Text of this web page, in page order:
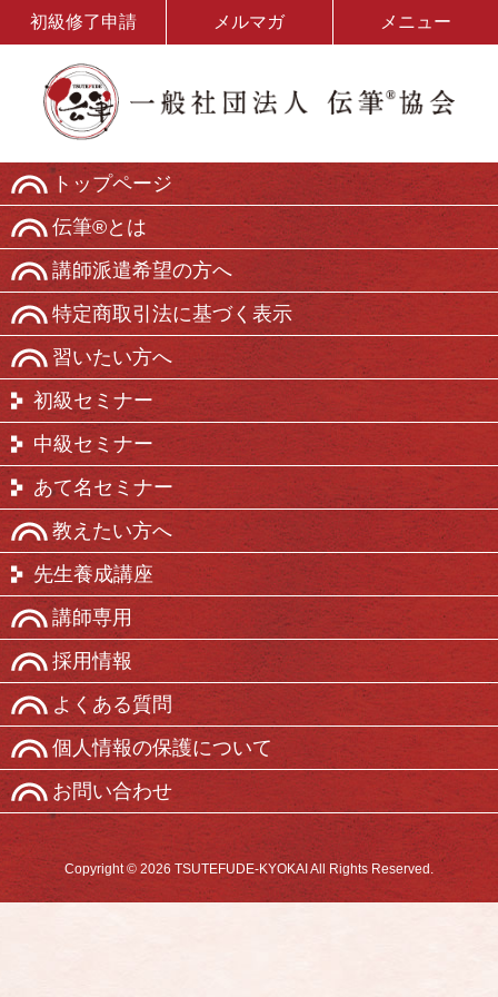
初級修了申請 メルマガ メニュー
トップページ
伝筆®とは
講師派遣希望の方へ
特定商取引法に基づく表示
習いたい方へ
初級セミナー
中級セミナー
あて名セミナー
教えたい方へ
先生養成講座
講師専用
採用情報
よくある質問
個人情報の保護について
お問い合わせ
Copyright © 2026 TSUTEFUDE-KYOKAI All Rights Reserved.